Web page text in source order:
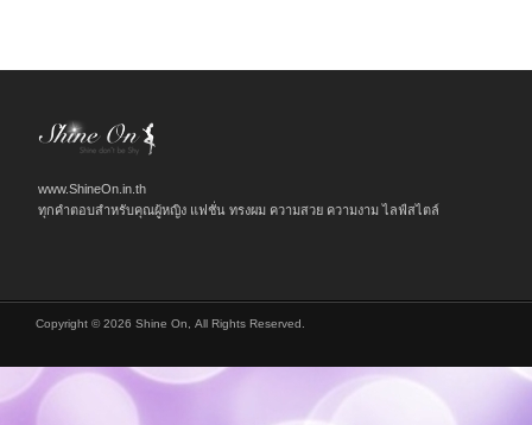
www.ShineOn.in.th
ทุกคำตอบสำหรับคุณผู้หญิง แฟชั่น ทรงผม ความสวย ความงาม ไลฟ์สไตล์
Copyright © 2026 Shine On, All Rights Reserved.